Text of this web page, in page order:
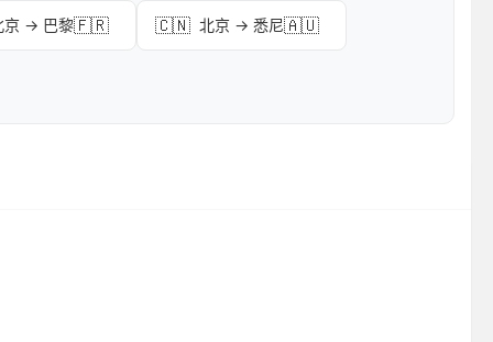
京 → 巴黎🇫🇷 🇨🇳 北京 → 悉尼🇦🇺